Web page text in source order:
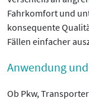
Fahrkomfort und
konsequente
Fällen einfacher
Anwendung
Ob Pkw,